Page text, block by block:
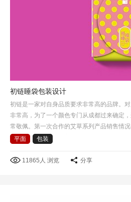
初链睡袋包装设计
初链是一家对自身品质要求非常高的品牌。
非常高，为了一个颜色专门从成都过来确定
常敬佩。第一次合作的艾草系列产品销售情
这次选择了睡袋包裹方式作为产品包装创意
平面 包装
11865人 浏览 分享